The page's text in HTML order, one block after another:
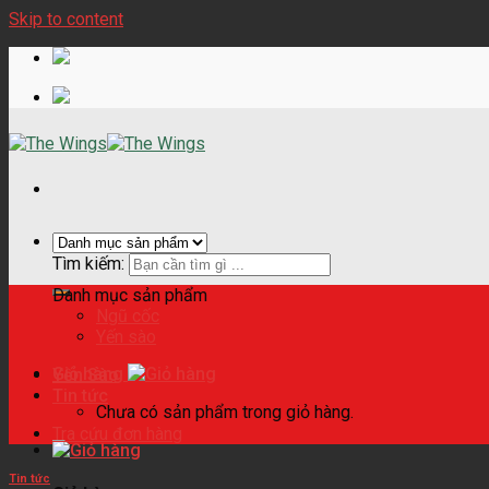
Skip to content
Tìm kiếm:
Giỏ hàng
Chưa có sản phẩm trong giỏ hàng.
Danh mục sản phẩm
Ngũ cốc
Yến sào
Yến Sào
Tin tức
Tra cứu đơn hàng
Tin tức